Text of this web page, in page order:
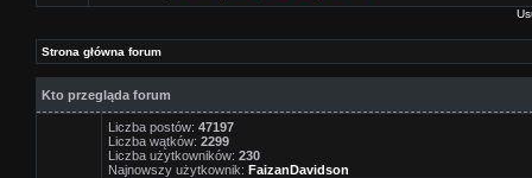
Strona główna forum
Kto przegląda forum
Liczba postów: 47197
Liczba wątków: 2299
Liczba użytkowników: 230
Najnowszy użytkownik: FaizanDavidson